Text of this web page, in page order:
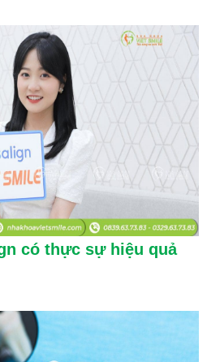
có thực sự hiệu quả